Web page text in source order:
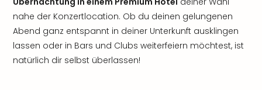
nahe der Konzertlocation. Ob du deinen gelungenen
Abend ganz entspannt in deiner Unterkunft ausklingen
lassen oder in Bars und Clubs weiterfeiern möchtest, ist
natürlich dir selbst überlassen!